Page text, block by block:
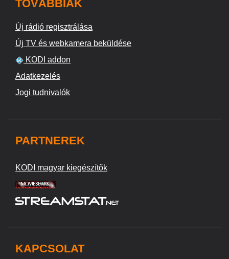
TOVÁBBIAK
Új rádió regisztrálása
Új TV és webkamera beküldése
KODI addon
Adatkezelés
Jogi tudnivalók
PARTNEREK
KODI magyar kiegészítők
KAPCSOLAT